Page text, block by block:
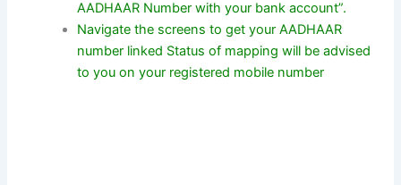
AADHAAR Number with your bank account”.
Navigate the screens to get your AADHAAR
number linked Status of mapping will be advised
to you on your registered mobile number